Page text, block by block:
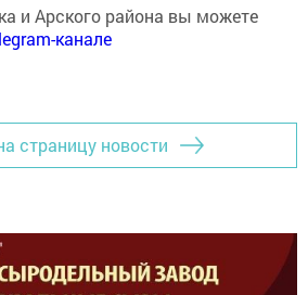
и Арского района вы можете
канале
страницу новости